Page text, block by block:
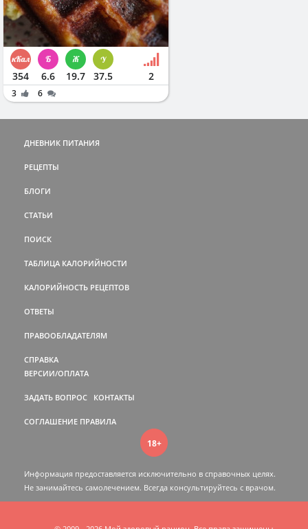
354 6.6 19.7 37.5 2
3 6
ДНЕВНИК ПИТАНИЯ
РЕЦЕПТЫ
БЛОГИ
СТАТЬИ
ПОИСК
ТАБЛИЦА КАЛОРИЙНОСТИ
КАЛОРИЙНОСТЬ РЕЦЕПТОВ
ОТВЕТЫ
ПРАВООБЛАДАТЕЛЯМ
СПРАВКА
ВЕРСИИ/ОПЛАТА
ЗАДАТЬ ВОПРОС КОНТАКТЫ
СОГЛАШЕНИЕ ПРАВИЛА
18+
Информация предоставляется исключительно в справочных целях.
Не занимайтесь самолечением. Всегда консультируйтесь c врачом.